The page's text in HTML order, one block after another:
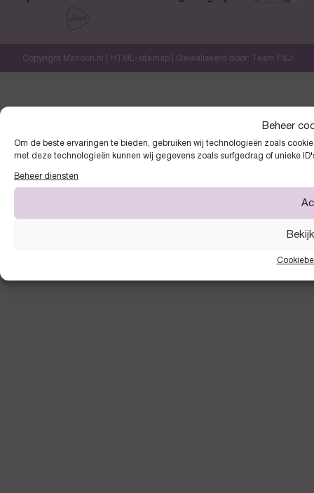
Beheer
Om de beste ervaringen te bieden, gebruiken wij technologieën zoals
met deze technologieën kunnen wij gegevens zoals surfgedrag of unieke
Beheer diensten
Copyright Manoon.nl | HTML-sitemap| Gerealiseerd door: Team F&J